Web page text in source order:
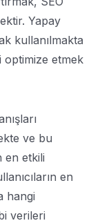
Yapay
kullanılmakta
optimize etmek
ve bu
en etkili
en
hangi
verileri